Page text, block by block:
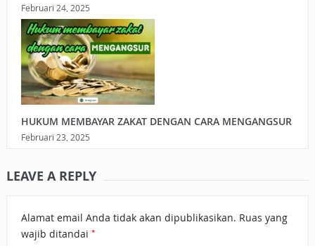
Februari 24, 2025
HUKUM MEMBAYAR ZAKAT DENGAN CARA MENGANGSUR
Februari 23, 2025
LEAVE A REPLY
Alamat email Anda tidak akan dipublikasikan. Ruas yang
wajib ditandai *